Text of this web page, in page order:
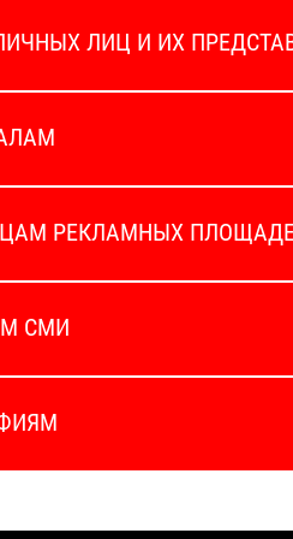
ЛИЦ И ИХ
РЕКЛАМНЫХ
СМИ